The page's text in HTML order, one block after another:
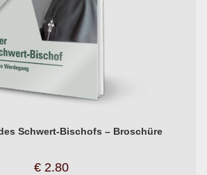
Schwert-Bischofs – Broschüre
€ 2.80